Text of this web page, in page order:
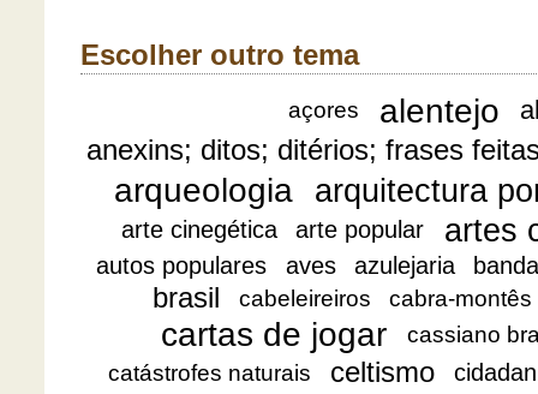
Escolher outro tema
açores alentejo
anexins; ditos; ditérios; frases
arqueologia arquitectura
arte cinegética arte popular artes
autos populares aves azulejaria
brasil cabeleireiros cabra-montês
cartas de jogar
cassiano
catástrofes naturais
celtismo